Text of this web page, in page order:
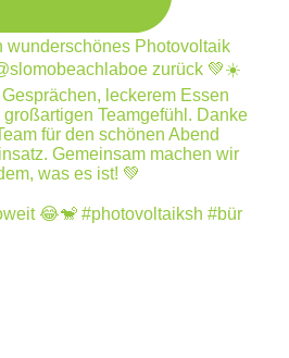
😂🐒 #photovoltaiksh #bür